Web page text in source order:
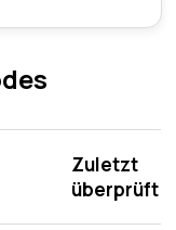
Zuletzt
überprüft